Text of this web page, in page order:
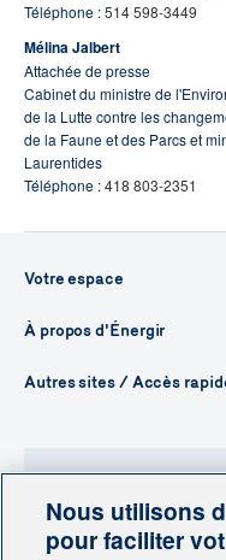
Téléphone :514 598-3449
Mélina Jalbert
Attachée de presse
Cabinet du ministre de
de la Lutte contre les
de la Faune et des Parcs et
Laurentides
Téléphone :418 803-2351
Votre espace
À propos d'Énergir
Autres sites / Accès
Besoin de plus
Nous utilisons
pour faciliter